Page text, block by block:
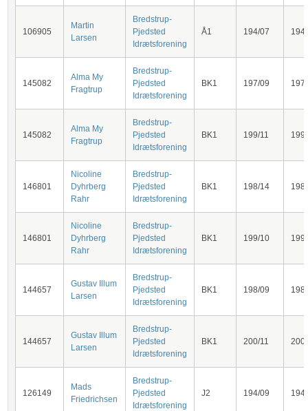
106905
Martin
Larsen
Bredstrup-
Pjedsted
Idrætsforening
Å1 194/07 194
145082
Alma My
Fragtrup
Bredstrup-
Pjedsted
Idrætsforening
BK1 197/09 197
145082
Alma My
Fragtrup
Bredstrup-
Pjedsted
Idrætsforening
BK1 199/11 199
146801
Nicoline
Dyhrberg
Rahr
Bredstrup-
Pjedsted
Idrætsforening
BK1 198/14 198
146801
Nicoline
Dyhrberg
Rahr
Bredstrup-
Pjedsted
Idrætsforening
BK1 199/10 199
144657
Gustav Illum
Larsen
Bredstrup-
Pjedsted
Idrætsforening
BK1 198/09 198
144657
Gustav Illum
Larsen
Bredstrup-
Pjedsted
Idrætsforening
BK1 200/11 200
126149
Mads
Friedrichsen
Bredstrup-
Pjedsted
Idrætsforening
J2 194/09 194